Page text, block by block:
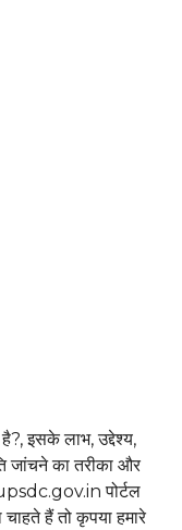
इसके लाभ, उद्देश्य,
जांचने का तरीका और
पोर्टल
चाहते हैं तो कृपया हमारे